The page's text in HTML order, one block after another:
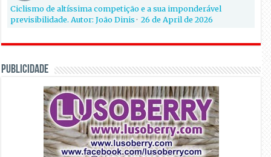
Ciclismo de altíssima competição e a sua imponderável
previsibilidade. Autor: João Dinis·26 de April de 2026
PUBLICIDADE